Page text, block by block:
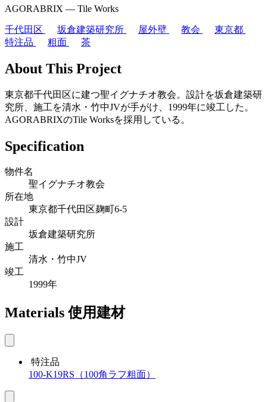
AGORABRIX ― Tile Works
千代田区 坂倉建築研究所 屋外壁 教会
東京都
特注品
粗面 茶
About This Project
東京都千代田区に建つ聖イグナチオ教会。設計を坂倉建築研
究所、施工を清水・竹中JVが手がけ、1999年に竣工した。
AGORABRIXのTile Worksを採用している。
Specification
物件名
聖イグナチオ教会
所在地
東京都千代田区麹町6-5
設計
坂倉建築研究所
施工
清水・竹中JV
竣工
1999年
Materials 使用建材
特注品
100-K19RS（100角ラフ粗面）